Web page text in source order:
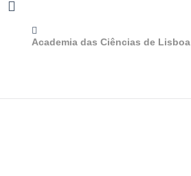
Academia das Ciências de Lisboa